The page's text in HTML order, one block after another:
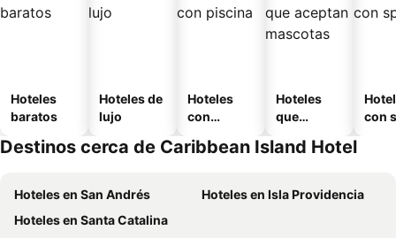
Hoteles
baratos
Hoteles de
lujo
Hoteles
con
Hoteles
que
mascotas
con
Destinos cerca de Caribbean Island Hotel
Hoteles en San Andrés
Hoteles en Isla Providencia
Hoteles en Santa Catalina